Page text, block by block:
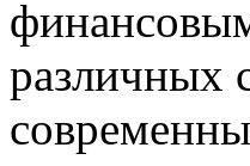
различных